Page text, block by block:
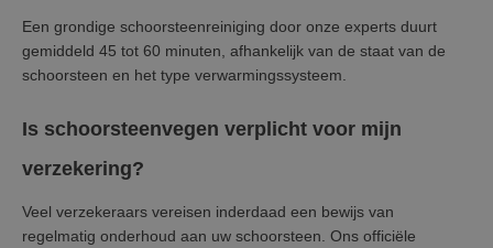
Een grondige schoorsteenreiniging door onze experts duurt
gemiddeld 45 tot 60 minuten, afhankelijk van de staat van de
schoorsteen en het type verwarmingssysteem.
Is schoorsteenvegen verplicht voor mijn
verzekering?
Veel verzekeraars vereisen inderdaad een bewijs van
regelmatig onderhoud aan uw schoorsteen. Ons officiële